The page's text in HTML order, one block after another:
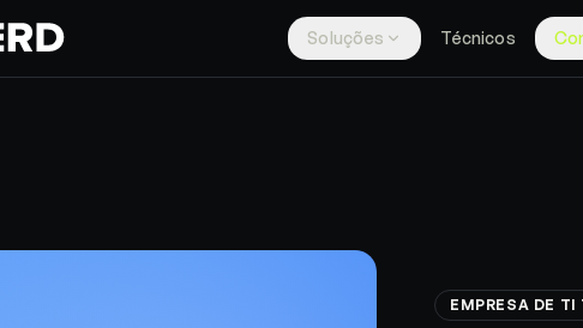
Soluções Técnicos
EMPRESA DE TI